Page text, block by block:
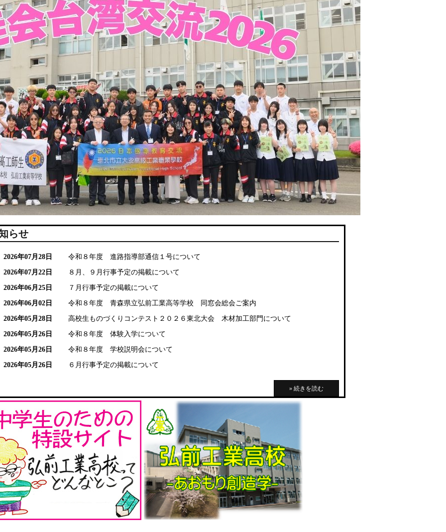
らせ
2026年07月28日 令和８年度 進路指導部通信１号について
2026年07月22日 ８月、９月行事予定の掲載について
2026年06月25日 ７月行事予定の掲載について
2026年06月02日 令和８年度 青森県立弘前工業高等学校 同窓会総会ご案内
2026年05月28日 高校生ものづくりコンテスト２０２６東北大会 木材加工部門について
2026年05月26日 令和８年度 体験入学について
2026年05月26日 令和８年度 学校説明会について
2026年05月26日 ６月行事予定の掲載について
» 続きを読む